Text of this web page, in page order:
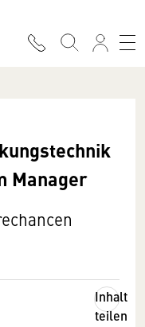
Manager
Inhalt
teilen